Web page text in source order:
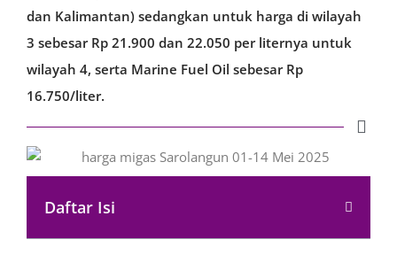
dan Kalimantan) sedangkan untuk harga di wilayah
3 sebesar Rp 21.900 dan 22.050 per liternya untuk
wilayah 4, serta Marine Fuel Oil sebesar Rp
16.750/liter.
Daftar Isi